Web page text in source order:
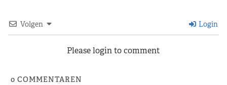
Volgen Login
Please login to comment
0 COMMENTAREN